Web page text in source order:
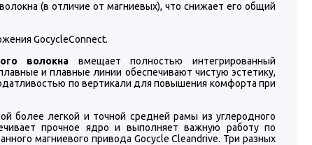
(в отличие от магниевых), что снижает его общий
GocycleConnect.
волокна вмещает полностью интегрированный
и плавные линии обеспечивают чистую эстетику,
по вертикали для повышения комфорта при
более легкой и точной средней рамы из углеродного
прочное ядро ​​и выполняет важную работу по
магниевого привода Gocycle Cleandrive. Три разных